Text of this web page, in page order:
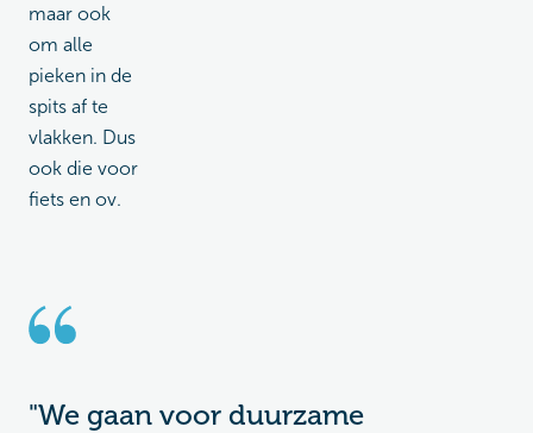
maar ook
om alle
pieken in de
spits af te
vlakken. Dus
ook die voor
fiets en ov.
"We gaan voor duurzame